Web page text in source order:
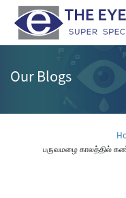
Our Blogs
பருவமழை காலத்தில்